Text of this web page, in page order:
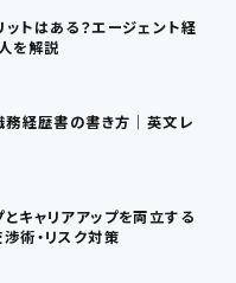
トはある？エージェント経
を解説
務経歴書の書き方｜英文レ
キャリアアップを両立する
術・リスク対策